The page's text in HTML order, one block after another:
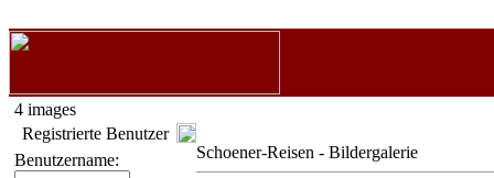
4 images
Registrierte Benutzer
Benutzername:
Schoener-Reisen - Bildergalerie